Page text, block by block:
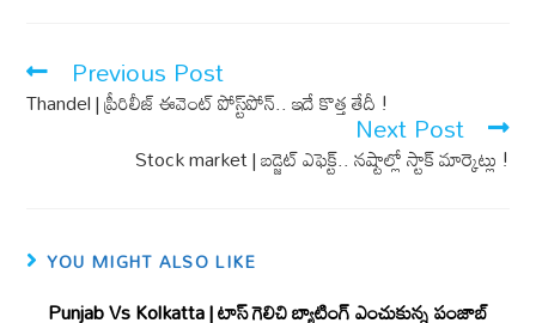
o
o
A
p
p
Previous Post
Thandel | ప్రీరిలీజ్ ఈవెంట్ పోస్ట్‌పోన్.. ఇదే కొత్త తేదీ !
Next Post
Stock market | బడ్జెట్ ఎఫెక్ట్.. నష్టాల్లో స్టాక్ మార్కెట్లు !
YOU MIGHT ALSO LIKE
Punjab Vs Kolkatta | టాస్ గెలిచి బ్యాటింగ్ ఎంచుకున్న పంజాబ్